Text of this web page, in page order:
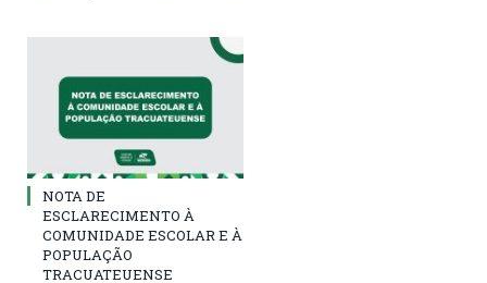
NOTA DE
ESCLARECIMENTO À
COMUNIDADE ESCOLAR E À
POPULAÇÃO
TRACUATEUENSE